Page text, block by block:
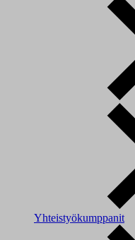
Yhteistyökumppanit